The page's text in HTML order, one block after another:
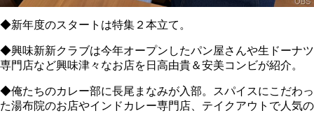
◆新年度のスタートは特集２本立て。
◆興味新新クラブは今年オープンしたパン屋さんや生ドーナツ
専門店など興味津々なお店を日高由貴＆安美コンビが紹介。
◆俺たちのカレー部に長尾まなみが入部。スパイスにこだわっ
た湯布院のお店やインドカレー専門店、テイクアウトで人気の